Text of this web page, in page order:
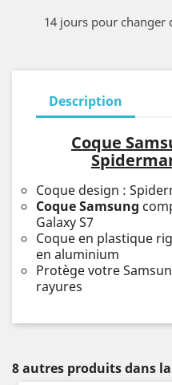
14 jours pour changer
Description
Coque
Coque design :
Coque Samsung
Galaxy S7
Coque en plastique
en aluminium
Protège votre
rayures
8 autres produits dans